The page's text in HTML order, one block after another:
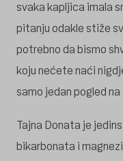
svaka kapljica imala
pitanju odakle stiže
potrebno da bismo
koju nećete naći
samo jedan pogled
Tajna Donata je
bikarbonata i